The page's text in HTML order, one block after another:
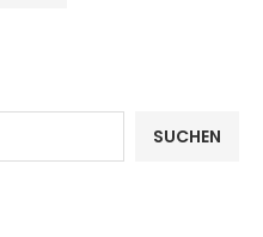
SUCHEN